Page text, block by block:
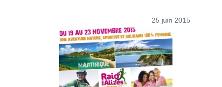
25 juin 2015